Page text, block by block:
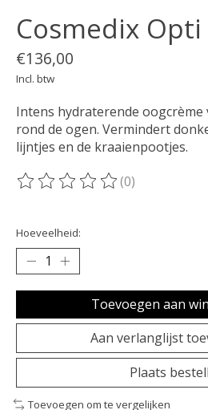
Cosmedix
€136,00
Incl. btw
Intens hydraterende
rond de ogen. Vermindert
lijntjes en de kraaienpootjes.
De beoordeling van dit product
(0)
Hoeveelheid:
Toevoegen aan
Aan verlanglijst
Plaats
Toevoegen om te vergelijken